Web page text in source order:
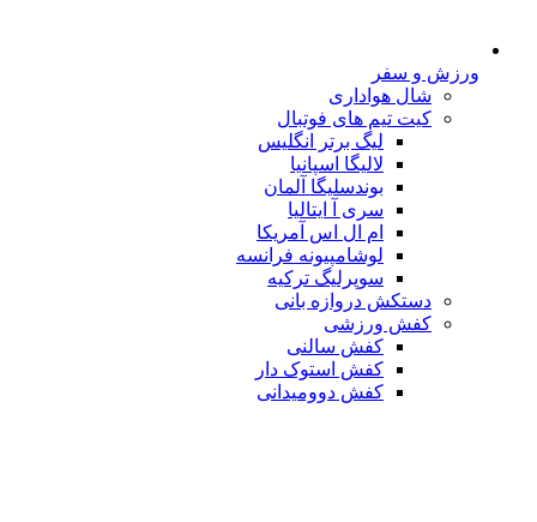
ورزش و سفر
شال هواداری
کیت تیم های فوتبال
لیگ برتر انگلیس
لالیگا اسپانیا
بوندسلیگا آلمان
سری آ ایتالیا
ام ال اس آمریکا
لوشامپیونه فرانسه
سوپرلیگ ترکیه
دستکش دروازه بانی
کفش ورزشی
کفش سالنی
کفش استوک دار
کفش دوومیدانی